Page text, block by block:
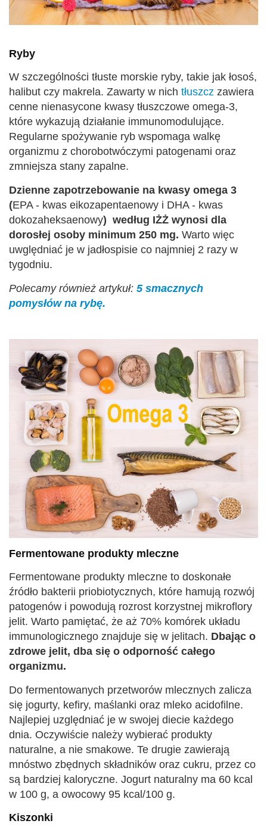
Ryby
W szczególności tłuste morskie ryby, takie jak łosoś,
halibut czy makrela. Zawarty w nich tłuszcz zawiera
cenne nienasycone kwasy tłuszczowe omega-3,
które wykazują działanie immunomodulujące.
Regularne spożywanie ryb wspomaga walkę
organizmu z chorobotwóczymi patogenami oraz
zmniejsza stany zapalne.
Dzienne zapotrzebowanie na kwasy omega 3
(EPA - kwas eikozapentaenowy i DHA - kwas
dokozaheksaenowy) według IŻŻ wynosi dla
dorosłej osoby minimum 250 mg. Warto więc
uwględniać je w jadłospisie co najmniej 2 razy w
tygodniu.
Polecamy również artykuł: 5 smacznych
pomysłów na rybę.
Fermentowane produkty mleczne
Fermentowane produkty mleczne to doskonałe
źródło bakterii priobiotycznych, które hamują rozwój
patogenów i powodują rozrost korzystnej mikroflory
jelit. Warto pamiętać, że aż 70% komórek układu
immunologicznego znajduje się w jelitach. Dbając o
zdrowe jelit, dba się o odporność całego
organizmu.
Do fermentowanych przetworów mlecznych zalicza
się jogurty, kefiry, maślanki oraz mleko acidofilne.
Najlepiej uzględniać je w swojej diecie każdego
dnia. Oczywiście należy wybierać produkty
naturalne, a nie smakowe. Te drugie zawierają
mnóstwo zbędnych składników oraz cukru, przez co
są bardziej kaloryczne. Jogurt naturalny ma 60 kcal
w 100 g, a owocowy 95 kcal/100 g.
Kiszonki